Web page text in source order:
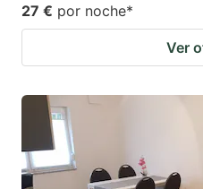
27 € por noche*
Ver